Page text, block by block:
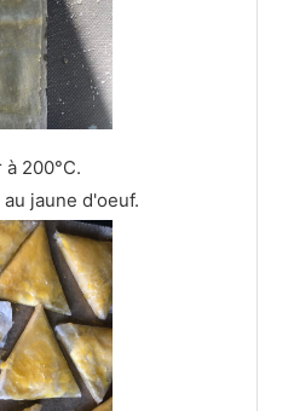
200°C.
jaune d'oeuf.